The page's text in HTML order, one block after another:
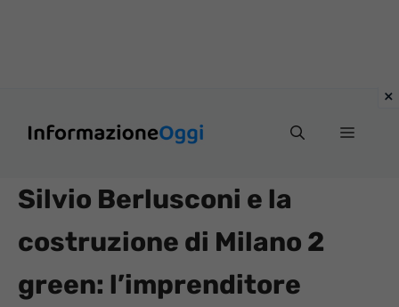
Menu
Silvio Berlusconi e la
costruzione di Milano 2
green: l’imprenditore